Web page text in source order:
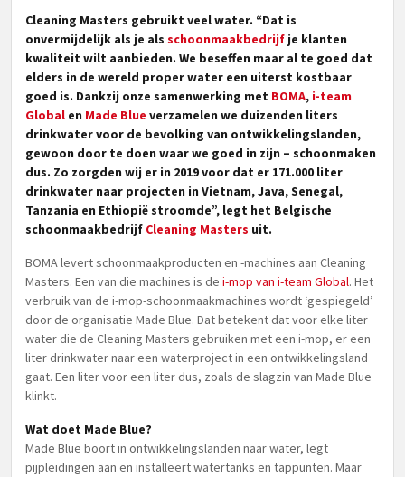
Cleaning Masters gebruikt veel water. “Dat is
onvermijdelijk als je als schoonmaakbedrijf je klanten
kwaliteit wilt aanbieden. We beseffen maar al te goed dat
elders in de wereld proper water een uiterst kostbaar
goed is. Dankzij onze samenwerking met BOMA, i-team
Global en Made Blue verzamelen we duizenden liters
drinkwater voor de bevolking van ontwikkelingslanden,
gewoon door te doen waar we goed in zijn – schoonmaken
dus. Zo zorgden wij er in 2019 voor dat er 171.000 liter
drinkwater naar projecten in Vietnam, Java, Senegal,
Tanzania en Ethiopië stroomde”, legt het Belgische
schoonmaakbedrijf Cleaning Masters uit.
BOMA levert schoonmaakproducten en -machines aan Cleaning
Masters. Een van die machines is de i-mop van i-team Global. Het
verbruik van de i-mop-schoonmaakmachines wordt ‘gespiegeld’
door de organisatie Made Blue. Dat betekent dat voor elke liter
water die de Cleaning Masters gebruiken met een i-mop, er een
liter drinkwater naar een waterproject in een ontwikkelingsland
gaat. Een liter voor een liter dus, zoals de slagzin van Made Blue
klinkt.
Wat doet Made Blue?
Made Blue boort in ontwikkelingslanden naar water, legt
pijpleidingen aan en installeert watertanks en tappunten. Maar